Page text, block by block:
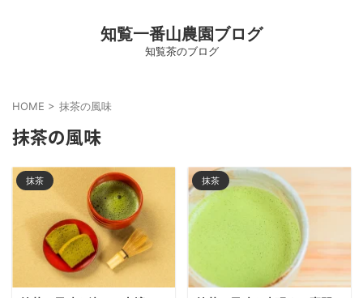
知覧一番山農園ブログ
知覧茶のブログ
HOME > 抹茶の風味
抹茶の風味
抹茶 抹茶